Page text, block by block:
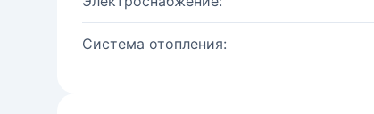
Система отопления: